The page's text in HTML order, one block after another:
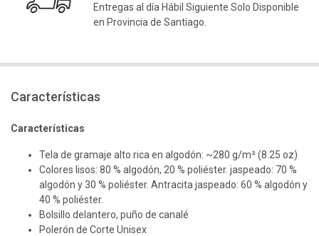
Entregas al día Hábil Siguiente Solo Disponible
en Provincia de Santiago.
Características
Características
Tela de gramaje alto rica en algodón: ~280 g/m² (8.25 oz)
Colores lisos: 80 % algodón, 20 % poliéster. jaspeado: 70 %
algodón y 30 % poliéster. Antracita jaspeado: 60 % algodón y
40 % poliéster.
Bolsillo delantero, puño de canalé
Polerón de Corte Unisex